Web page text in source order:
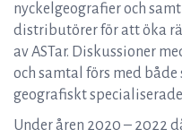
nyckelgeografier och
distributörer för att öka
av ASTar. Diskussioner
och samtal förs med
geografiskt
Under åren 2020 – 2022